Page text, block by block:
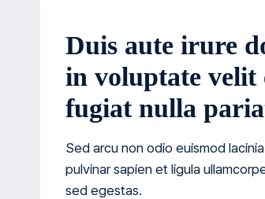
Duis aute irure
in voluptate velit
fugiat nulla
Sed arcu non odio euismod
pulvinar sapien et ligula
sed egestas.